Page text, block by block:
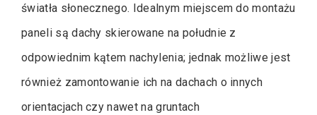
światła słonecznego. Idealnym miejscem do montażu
paneli są dachy skierowane na południe z
odpowiednim kątem nachylenia; jednak możliwe jest
również zamontowanie ich na dachach o innych
orientacjach czy nawet na gruntach